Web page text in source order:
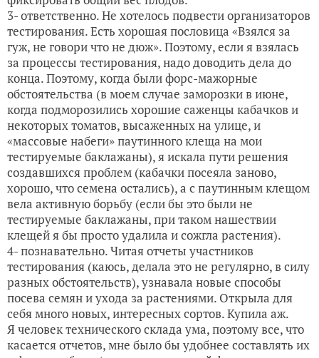
3- ответственно. Не хотелось подвести организаторов
тестирования. Есть хорошая пословица «Взялся за
гуж, не говори что не дюж». Поэтому, если я взялась
за процессы тестирования, надо доводить дела до
конца. Поэтому, когда были форс-мажорные
обстоятельства (в моем случае заморозки в июне,
когда подморозились хорошие саженцы кабачков и
некоторых томатов, высаженных на улице, и
«массовые набеги» паутинного клеща на мои
тестируемые баклажаны), я искала пути решения
создавшихся проблем (кабачки посеяла заново,
хорошо, что семена остались), а с паутинным клещом
вела активную борьбу (если бы это были не
тестируемые баклажаны, при таком нашествии
клещей я бы просто удалила и сожгла растения).
4- познавательно. Читая отчеты участников
тестирования (каюсь, делала это не регулярно, в силу
разных обстоятельств), узнавала новые способы
посева семян и ухода за растениями. Открыла для
себя много новых, интересных сортов. Купила аж.
Я человек технического склада ума, поэтому все, что
касается отчетов, мне было бы удобнее составлять их